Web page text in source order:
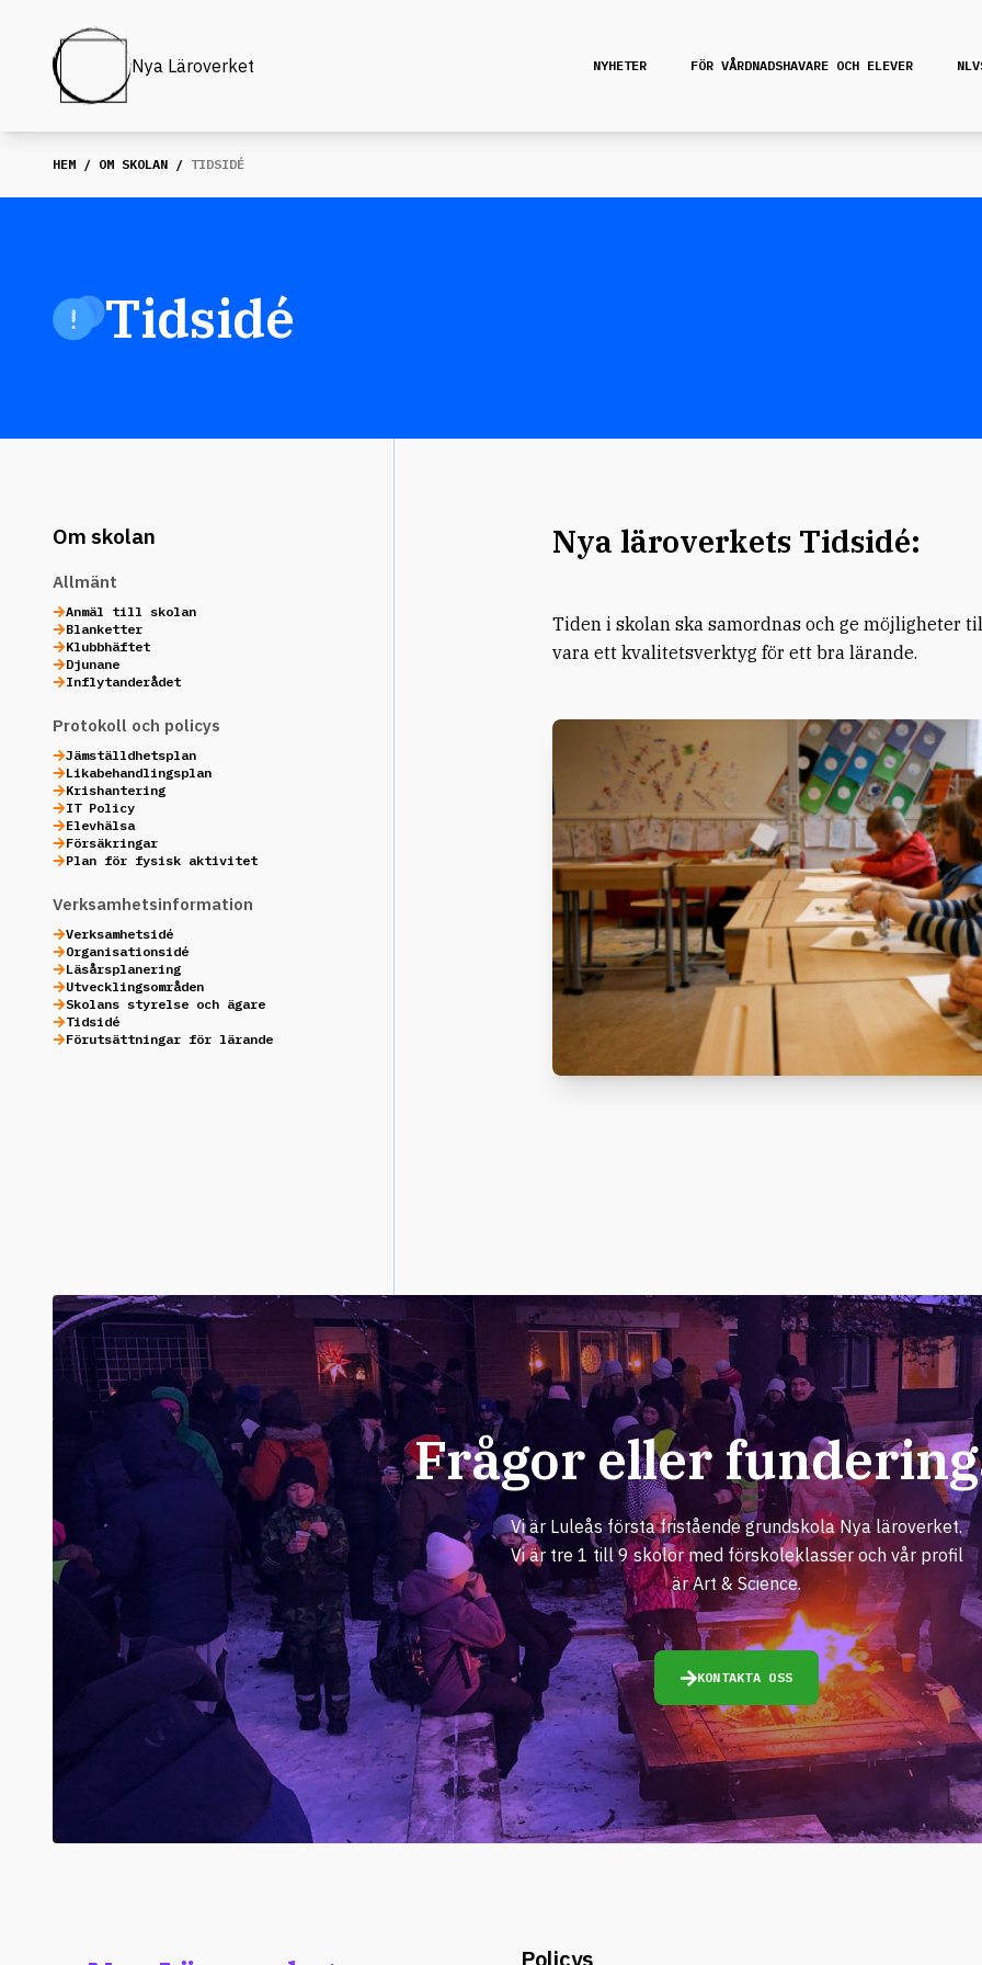
Nya Läroverket NYHETER FÖR VÅRDNADSHAVARE OCH ELEVER
HEM / OM SKOLAN / TIDSIDÉ
Tidsidé
Om skolan
Allmänt
Anmäl till skolan
Blanketter
Klubbhäftet
Djunane
Inflytanderådet
Protokoll och policys
Jämställdhetsplan
Likabehandlingsplan
Krishantering
IT Policy
Elevhälsa
Försäkringar
Plan för fysisk aktivitet
Verksamhetsinformation
Verksamhetsidé
Organisationsidé
Läsårsplanering
Utvecklingsområden
Skolans styrelse och ägare
Tidsidé
Förutsättningar för lärande
Nya läroverkets Tidsidé:
Tiden i skolan ska samordnas och ge möjligheter
vara ett kvalitetsverktyg för ett bra lärande.
Frågor eller
Vi är Luleås första fristående grundskola Nya läroverket.
Vi är tre 1 till 9 skolor med förskoleklasser och vår profil
är Art & Science.
KONTAKTA OSS